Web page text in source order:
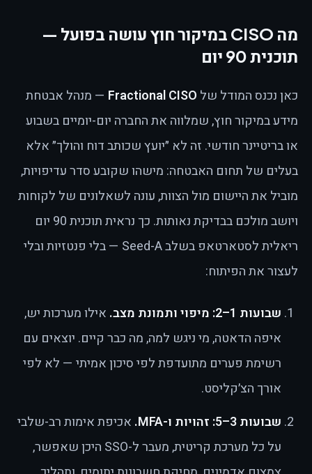
מה CISO במיקור חוץ עושה בפועל —
תוכנית 90 יום
כאן נכנס המודל של Fractional CISO — מנהל אבטחת
מידע במיקור חוץ, שמלווה את החברה יום-יומיים בשבוע
או בריטיינר חודשי. זה לא ״יועץ שכותב דוח והולך״ אלא
בעלים של תחום האבטחה: מישהו שקובע סדר עדיפויות,
מוביל את היישום מול הצוות, עונה לשאלונים של לקוחות
ויושב מולכם בבדיקת נאותות. כך נראית תוכנית 90 יום
ריאלית לסטארטאפ בשלב Seed-A — בלי פנטזיות ובלי
לעצור את הפיתוח:
שבועות 1–2: מיפוי ותמונת מצב.
אילו מערכות יש,
איפה הדאטה, מי ניגש למה, מה כבר קיים. יוצאים עם
רשימת פערים מתועדפת לפי סיכון אמיתי — לא לפי
אורך הצ׳קליסט.
שבועות 3–5: זהויות ו-MFA.
אכיפת אימות רב-שלבי
על כל מערכת קריטית, מעבר ל-SSO היכן שאפשר,